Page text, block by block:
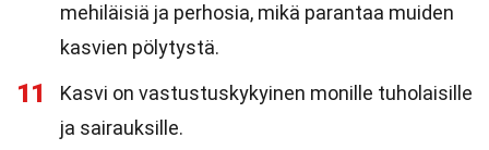
mehiläisiä ja perhosia, mikä parantaa muiden
kasvien pölytystä.
11
Kasvi on vastustuskykyinen monille tuholaisille
ja sairauksille.